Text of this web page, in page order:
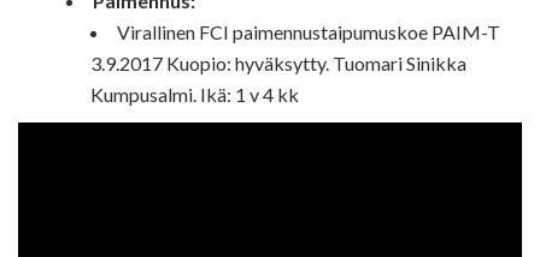
Virallinen FCI paimennustaipumuskoe PAIM-T
3.9.2017 Kuopio: hyväksytty. Tuomari Sinikka
Kumpusalmi. Ikä: 1 v 4 kk